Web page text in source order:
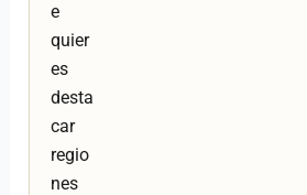
e
quier
es
desta
car
regio
nes